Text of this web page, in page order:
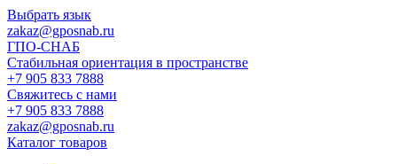
Выбрать язык
zakaz@gposnab.ru
ГПО-СНАБ
Стабильная ориентация в пространстве
+7 905 833 7888
Свяжитесь с нами
+7 905 833 7888
zakaz@gposnab.ru
Каталог товаров